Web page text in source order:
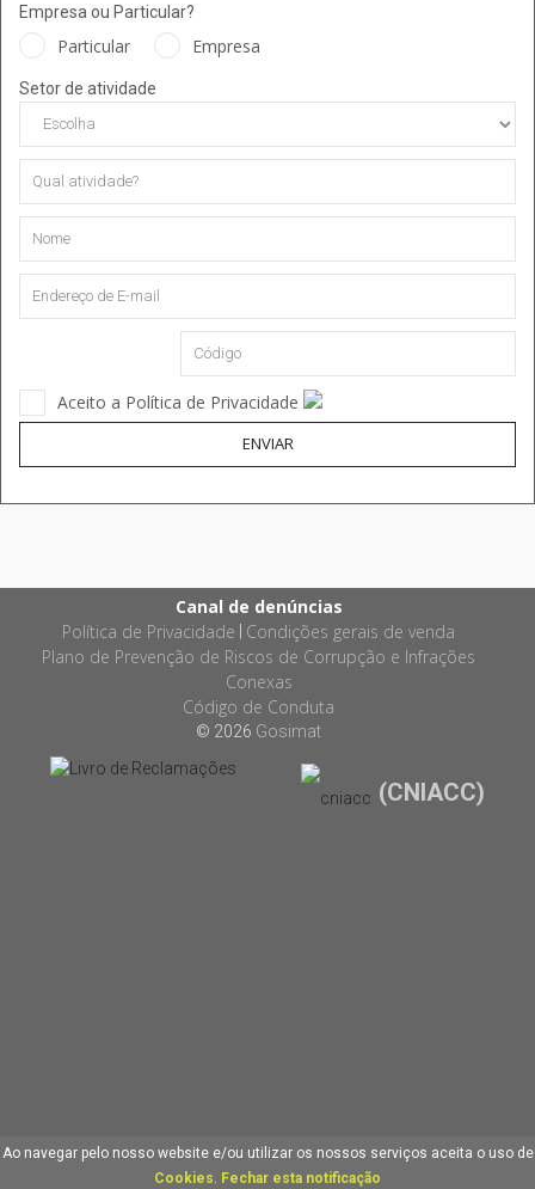
Empresa ou Particular?
Particular Empresa
Setor de atividade
Aceito a Política de Privacidade
ENVIAR
Canal de denúncias
Política de Privacidade Condições gerais de venda
Plano de Prevenção de Riscos de Corrupção e Infrações
Conexas
Código de Conduta
© 2026 Gosimat
(CNIACC)
Ao navegar pelo nosso website e/ou utilizar os nossos serviços aceita o uso de
Cookies. Fechar esta notificação